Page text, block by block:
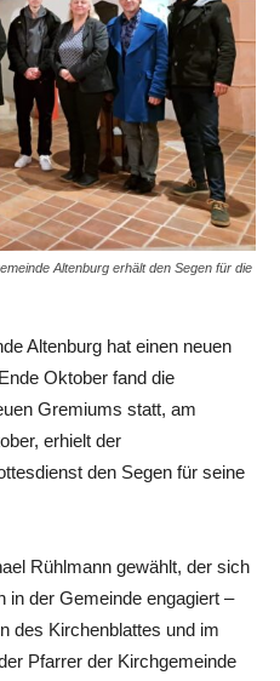
Altenburg erhält den Segen für die
Altenburg hat einen neuen
Oktober fand die
Gremiums statt, am
erhielt der
den Segen für seine
Rühlmann gewählt, der sich
in der Gemeinde engagiert –
des Kirchenblattes und im
Pfarrer der Kirchgemeinde